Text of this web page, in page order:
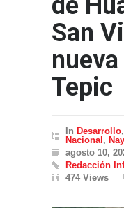
San
Tepic
In Desarrollo,
Nacional ,
agosto 10,
Redacción
474 Views